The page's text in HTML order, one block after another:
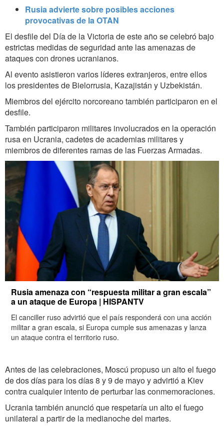
Rusia advierte sobre posibles acciones
provocativas de la OTAN
El desfile del Día de la Victoria de este año se celebró bajo
estrictas medidas de seguridad ante las amenazas de
ataques con drones ucranianos.
Al evento asistieron varios líderes extranjeros, entre ellos
los presidentes de Bielorrusia, Kazajistán y Uzbekistán.
Miembros del ejército norcoreano también participaron en el
desfile.
También participaron militares involucrados en la operación
rusa en Ucrania, cadetes de academias militares y
miembros de diferentes ramas de las Fuerzas Armadas.
Rusia amenaza con “respuesta militar a gran escala”
a un ataque de Europa | HISPANTV
El canciller ruso advirtió que el país responderá con una acción
militar a gran escala, si Europa cumple sus amenazas y lanza
un ataque contra el territorio ruso.
Antes de las celebraciones, Moscú propuso un alto el fuego
de dos días para los días 8 y 9 de mayo y advirtió a Kiev
contra cualquier intento de perturbar las conmemoraciones.
Ucrania también anunció que respetaría un alto el fuego
unilateral a partir de la medianoche del martes.